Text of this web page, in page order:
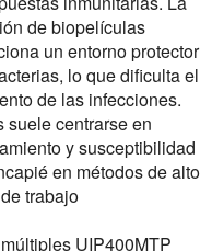
de biopelículas
un entorno protector
lo que dificulta el
de las infecciones.
centrarse en
y susceptibilidad
en métodos de alto
trabajo
UIP400MTP